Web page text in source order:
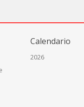
Calendario
2026